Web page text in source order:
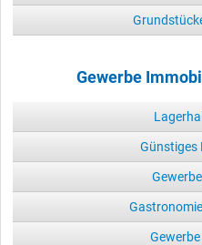
Gewerbe
Günstiges